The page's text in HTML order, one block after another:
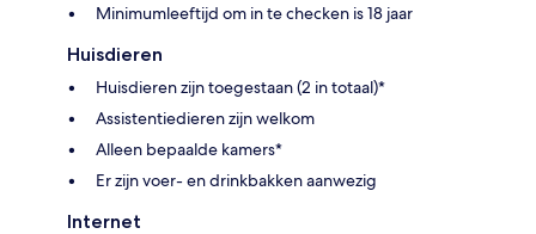
Minimumleeftijd om in te checken is 18 jaar
Huisdieren
Huisdieren zijn toegestaan (2 in totaal)*
Assistentiedieren zijn welkom
Alleen bepaalde kamers*
Er zijn voer- en drinkbakken aanwezig
Internet